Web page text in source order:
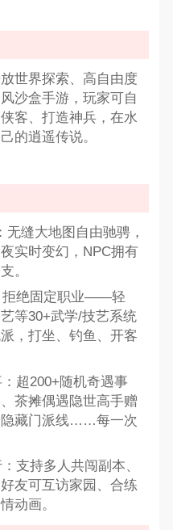
世界探索、高自由度
沙盒手游，玩家可自
客、打造神兵，在水
的逍遥传说。
无缝大地图自由驰骋，
实时变幻，NPC拥有
。
拒绝固定职业——轻
等30+武学/技艺系统
，打坐、钓鱼、开客
超200+随机奇遇事
茶摊偶遇隐世高手赠
隐藏门派线……每一次
支持多人共闯副本、
友可互访家园、合练
动画。